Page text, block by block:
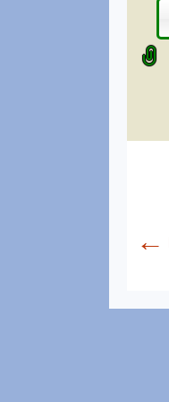
←